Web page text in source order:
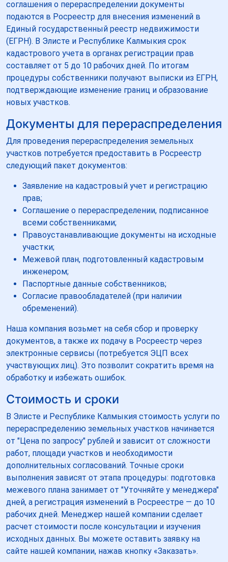
соглашения о перераспределении документы
подаются в Росреестр для внесения изменений в
Единый государственный реестр недвижимости
(ЕГРН). В Элисте и Республике Калмыкия срок
кадастрового учета в органах регистрации прав
составляет от 5 до 10 рабочих дней. По итогам
процедуры собственники получают выписки из ЕГРН,
подтверждающие изменение границ и образование
новых участков.
Документы для перераспределения
Для проведения перераспределения земельных
участков потребуется предоставить в Росреестр
следующий пакет документов:
Заявление на кадастровый учет и регистрацию
прав;
Соглашение о перераспределении, подписанное
всеми собственниками;
Правоустанавливающие документы на исходные
участки;
Межевой план, подготовленный кадастровым
инженером;
Паспортные данные собственников;
Согласие правообладателей (при наличии
обременений).
Наша компания возьмет на себя сбор и проверку
документов, а также их подачу в Росреестр через
электронные сервисы (потребуется ЭЦП всех
участвующих лиц). Это позволит сократить время на
обработку и избежать ошибок.
Стоимость и сроки
В Элисте и Республике Калмыкия стоимость услуги по
перераспределению земельных участков начинается
от "Цена по запросу" рублей и зависит от сложности
работ, площади участков и необходимости
дополнительных согласований. Точные сроки
выполнения зависят от этапа процедуры: подготовка
межевого плана занимает от "Уточняйте у менеджера"
дней, а регистрация изменений в Росреестре — до 10
рабочих дней. Менеджер нашей компании сделает
расчет стоимости после консультации и изучения
исходных данных. Вы можете оставить заявку на
сайте нашей компании, нажав кнопку «Заказать».